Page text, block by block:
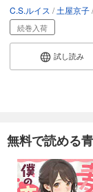
会
あ
会
C.S.ルイス 土屋京子
続巻入荷
試し読み
無料で読める